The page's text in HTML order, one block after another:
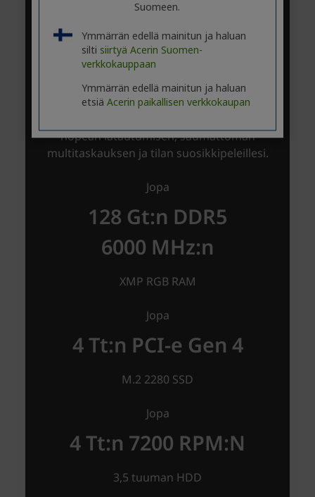
Suomeen.
Ymmärrän edellä mainitun ja haluan
silti siirtyä Acerin Suomen-
verkkokauppaan
Ymmärrän edellä mainitun ja haluan
etsiä Acerin paikallisen verkkokaupan